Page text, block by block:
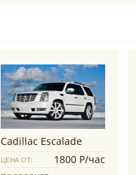
Cadillac Escalade
ЦЕНА ОТ: 1800 Р/час